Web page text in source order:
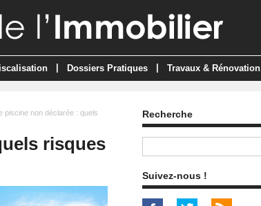
Dossiers Pratiques Travaux & Rénovation
piscine non déclarée : quels
risques
Recherche
Suivez-nous !